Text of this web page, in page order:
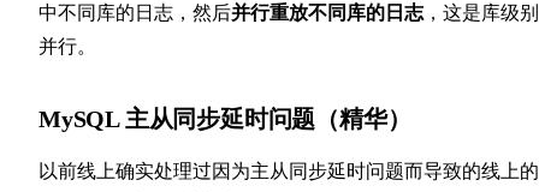
中不同库的日志，然后并行重放不同库的日志 ，这是库级
并行。
MySQL 主从同步延时问题（精华）
以前线上确实处理过因为主从同步延时问题而导致的线上的